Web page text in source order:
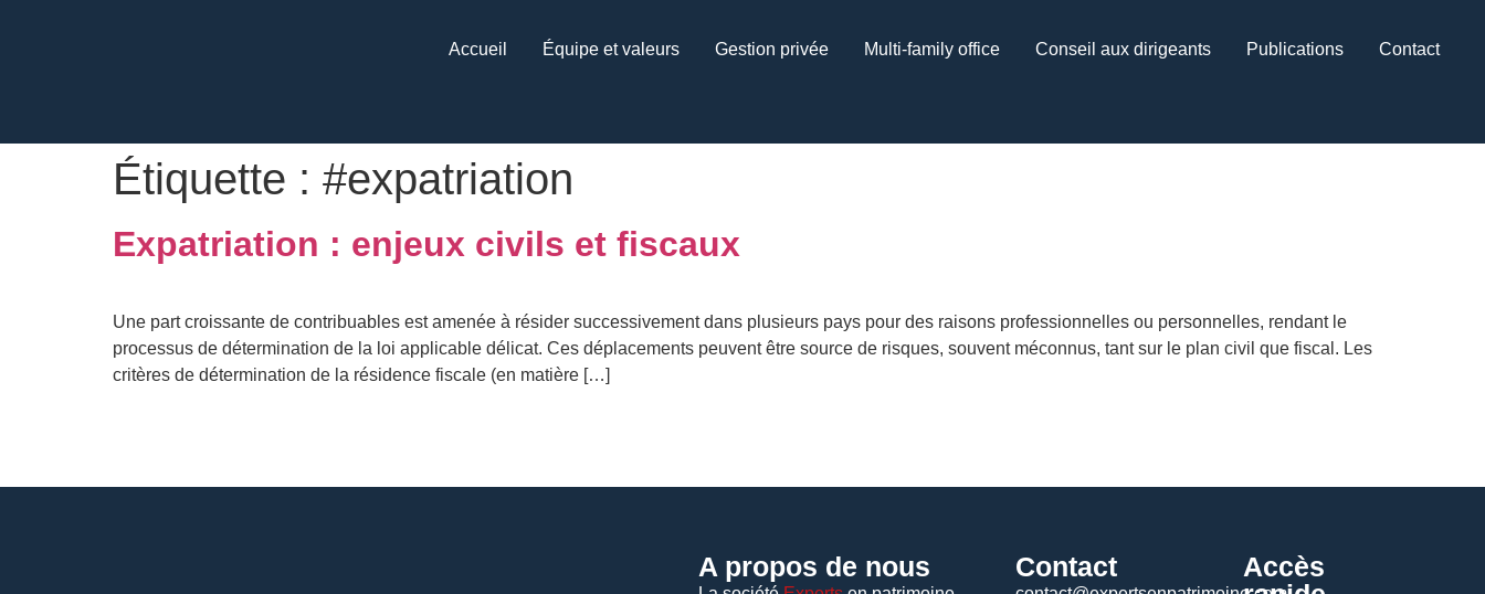
Accueil Équipe et valeurs Gestion privée Multi-family office Conseil aux dirigeants Publications Contact
Étiquette : #expatriation
Expatriation : enjeux civils et fiscaux
Une part croissante de contribuables est amenée à résider successivement dans plusieurs pays pour des raisons professionnelles ou personnelles, rendant le
processus de détermination de la loi applicable délicat. Ces déplacements peuvent être source de risques, souvent méconnus, tant sur le plan civil que fiscal. Les
critères de détermination de la résidence fiscale (en matière […]
A propos de nous Contact
Accès